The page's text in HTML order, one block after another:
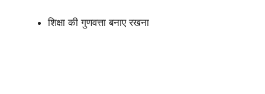
शिक्षा की गुणवत्ता बनाए रखना